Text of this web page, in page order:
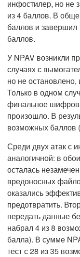
инфостилер, но не
из 4 баллов. В
баллов и завершил
баллов.
У NPAV возникли
случаях с
но не
Только в одном
финальное
произошло. В
возможных баллов
Среди двух атак с
аналогичной: в
осталась
вредоносных
оказались
предотвратить.
передать данные
набрал 4 из 8
балла). В сумме
тест с 28 из 35